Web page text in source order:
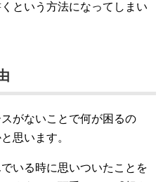
という方法になってしまい
がないことで何が困るの
思います。
いる時に思いついたことを